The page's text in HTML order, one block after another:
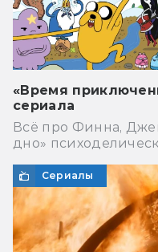
«Время
сериала
Всё про Финна,
дно»
Сериалы